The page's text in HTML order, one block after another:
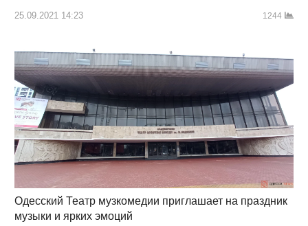
25.09.2021 14:23 1244
Одесский Театр музкомедии приглашает на праздник
музыки и ярких эмоций